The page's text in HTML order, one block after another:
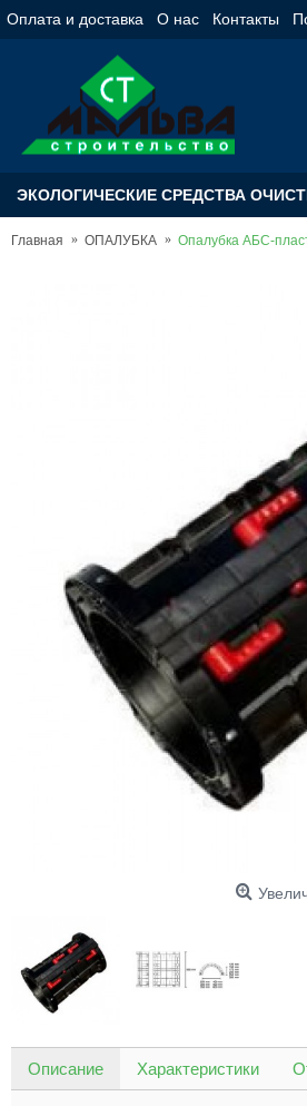
Оплата и доставка О нас Контакты
ЭКОЛОГИЧЕСКИЕ СРЕДСТВА
Главная ОПАЛУБКА Опалубка АБС-
Описание Характеристики